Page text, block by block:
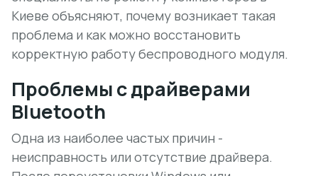
Киеве объясняют, почему возникает такая
проблема и как можно восстановить
корректную работу беспроводного модуля.
Проблемы с драйверами
Bluetooth
Одна из наиболее частых причин -
неисправность или отсутствие драйвера.